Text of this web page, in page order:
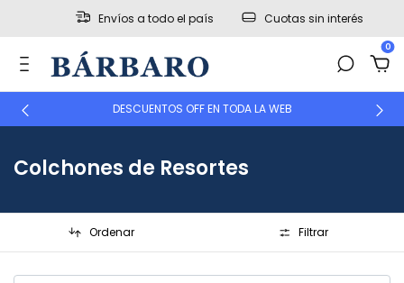
Envíos a todo el país Cuotas sin interés
0
DESCUENTOS OFF EN TODA LA WEB
Colchones de Resortes
Ordenar Filtrar